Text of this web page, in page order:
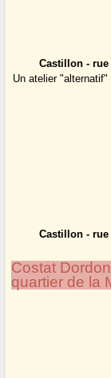
Castillon - rue
Un atelier "alternatif"
Castillon - rue
Costat
quartier de la